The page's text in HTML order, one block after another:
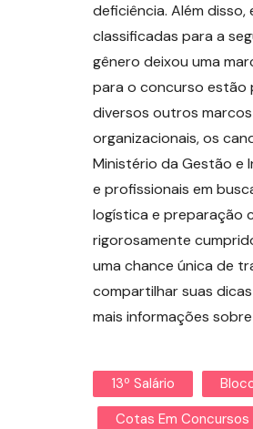
deficiência. Além
classificadas para a
gênero deixou uma
para o concurso estão
diversos outros
organizacionais, os
Ministério da Gestão e
e profissionais em
logística e preparação
rigorosamente
uma chance única de
compartilhar suas
mais informações
13º Salário
Cotas Em Concursos